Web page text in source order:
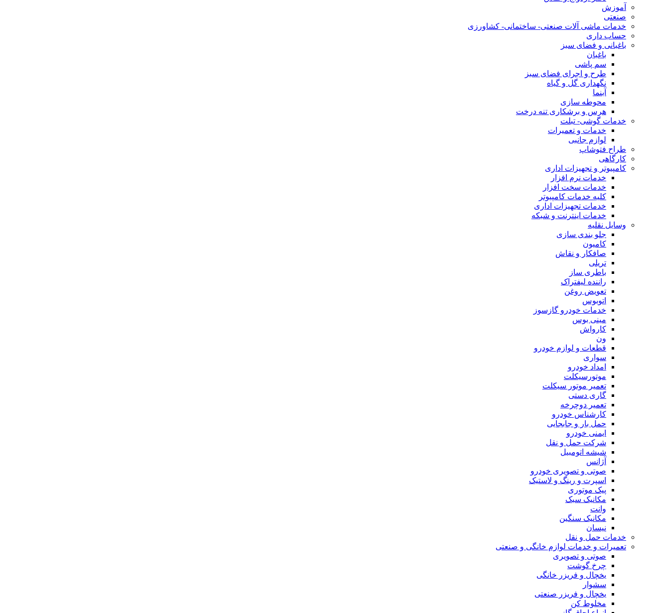
آموزش
صنعتی
خدمات ماشی آلات صنعتی- ساختمانی- کشاورزی
حساب داری
باغبانی و فضای سبز
باغبان
سم پاشی
طرح و اجرای فضای سبز
نگهداری گل و گیاه
آبنما
محوطه سازی
هرس و برشکاری تنه درخت
خدمات گوشی- تبلت
خدمات و تعمیرات
لوازم جانبی
طراح فتوشاپ
کارگاهی
کامپیوتر و تجهیزات اداری
خدمات نرم افزار
خدمات سخت افزار
کلیه خدمات کامپیوتر
خدمات تجهیزات اداری
خدمات اینترنت و شبکه
وسایل نقلیه
جلو بندی سازی
کامیون
صافکار و نقاش
تریلی
باطری ساز
راننده لیفتراک
تعویض روغن
اتوبوس
خدمات خودرو گازسوز
مینی بوس
کارواش
ون
قطعات و لوازم خودرو
سواری
امداد خودرو
موتورسیکلت
تعمیر موتور سیکلت
گاری دستی
تعمیر دوچرخه
کارشناس خودرو
حمل بار و جابجایی
ایمنی خودرو
شرکت حمل و نقل
شیشه اتومبیل
آژانس
صوتی و تصویری خودرو
اسپرت و رینگ و لاستیک
پیک موتوری
مکانیک سبک
وانت
مکانیک سنگین
نیسان
خدمات حمل و نقل
تعمیرات و خدمات لوازم خانگی و صنعتی
صوتی و تصویری
چرخ گوشت
یخچال و فریزر خانگی
سشوار
یخچال و فریزر صنعتی
مخلوط کن